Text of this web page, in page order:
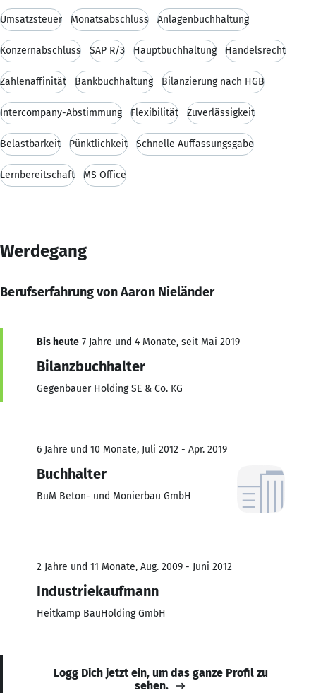
Umsatzsteuer Monatsabschluss Anlagenbuchhaltung
Konzernabschluss SAP R/3 Hauptbuchhaltung Handelsrecht
Zahlenaffinität Bankbuchhaltung Bilanzierung nach HGB
Intercompany-Abstimmung Flexibilität Zuverlässigkeit
Belastbarkeit Pünktlichkeit Schnelle Auffassungsgabe
Lernbereitschaft MS Office
Werdegang
Berufserfahrung von Aaron Nieländer
Bis heute 7 Jahre und 4 Monate, seit Mai 2019
Bilanzbuchhalter
Gegenbauer Holding SE & Co. KG
6 Jahre und 10 Monate, Juli 2012 - Apr. 2019
Buchhalter
BuM Beton- und Monierbau GmbH
2 Jahre und 11 Monate, Aug. 2009 - Juni 2012
Industriekaufmann
Heitkamp BauHolding GmbH
Logg Dich jetzt ein, um das ganze Profil zu
sehen.